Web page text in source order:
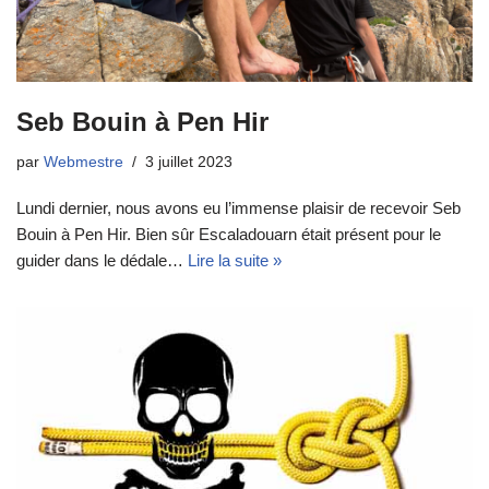
Seb Bouin à Pen Hir
par Webmestre 3 juillet 2023
Lundi dernier, nous avons eu l’immense plaisir de recevoir Seb
Bouin à Pen Hir. Bien sûr Escaladouarn était présent pour le
guider dans le dédale… Lire la suite »